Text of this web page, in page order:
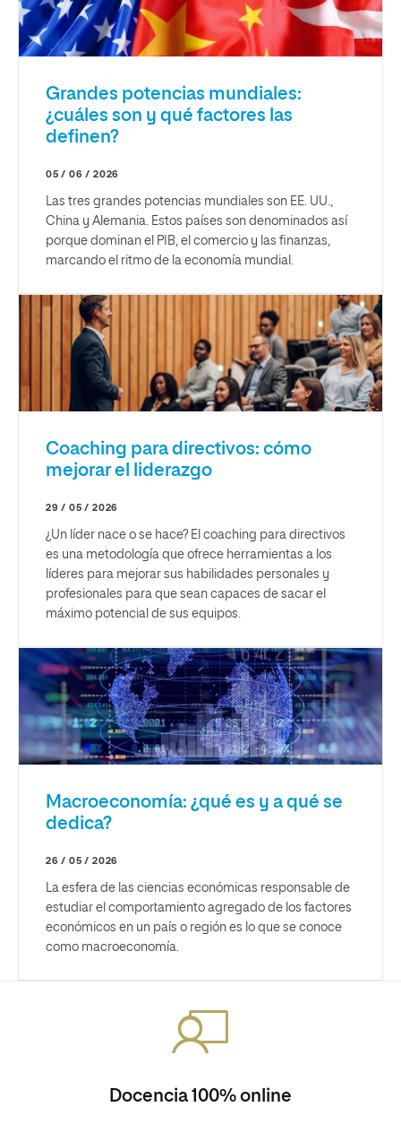
Grandes potencias mundiales:
¿cuáles son y qué factores las
definen?
05 / 06 / 2026
Las tres grandes potencias mundiales son EE. UU.,
China y Alemania. Estos países son denominados así
porque dominan el PIB, el comercio y las finanzas,
marcando el ritmo de la economía mundial.
Coaching para directivos: cómo
mejorar el liderazgo
29 / 05 / 2026
¿Un líder nace o se hace? El coaching para directivos
es una metodología que ofrece herramientas a los
líderes para mejorar sus habilidades personales y
profesionales para que sean capaces de sacar el
máximo potencial de sus equipos.
Macroeconomía: ¿qué es y a qué se
dedica?
26 / 05 / 2026
La esfera de las ciencias económicas responsable de
estudiar el comportamiento agregado de los factores
económicos en un país o región es lo que se conoce
como macroeconomía.
Docencia 100% online